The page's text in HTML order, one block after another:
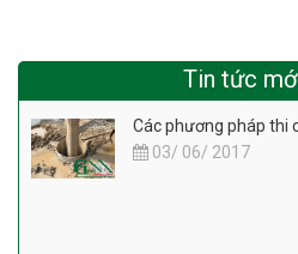
Tin tức
Các phương pháp thi
03/ 06/ 2017